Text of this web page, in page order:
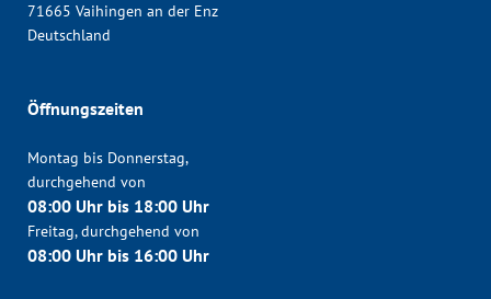
71665 Vaihingen an der Enz
Deutschland
Öffnungszeiten
Montag bis Donnerstag,
durchgehend von
08:00 Uhr bis 18:00 Uhr
Freitag, durchgehend von
08:00 Uhr bis 16:00 Uhr